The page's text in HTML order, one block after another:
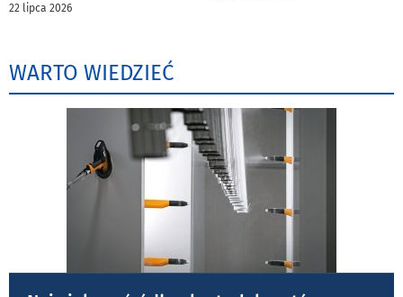
22 lipca 2026
WARTO WIEDZIEĆ